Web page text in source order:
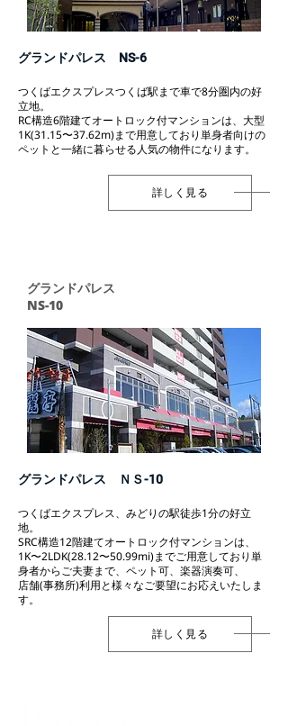
グランドパレス NS-6
つくばエクスプレスつくば駅まで車で8分圏内の好
立地。
RC構造6階建てオートロック付マンションは、大型
1K(31.15〜37.62m)まで用意しており単身者向けの
ペットと一緒に暮らせる人気の物件になります。
詳しく見る
グランドパレス
NS-10
グランドパレス ＮＳ-10
つくばエクスプレス、みどりの駅徒歩1分の好立
地。
SRC構造12階建てオートロック付マンションは、
1K〜2LDK(28.12〜50.99mi)までご用意しており単
身者からご夫妻まで、ペット可、楽器演奏可、
店舗(事務所)利用と様々なご要望にお応えいたしま
す。
詳しく見る